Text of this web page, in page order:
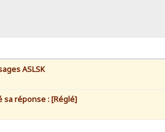
ASLSK
sa réponse : [Réglé]